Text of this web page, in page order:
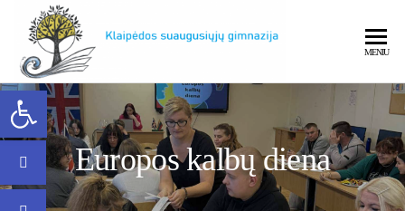
Open toolbar
Klaipėdos
MENIU
Europos kalbų diena